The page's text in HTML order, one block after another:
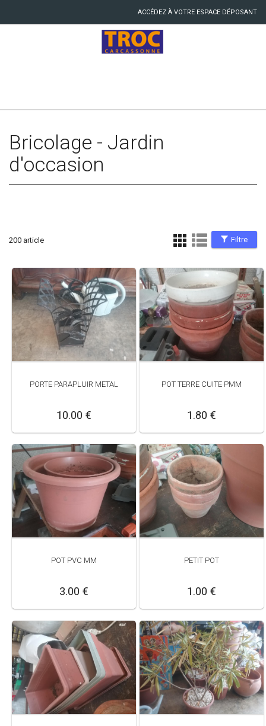
ACCÉDEZ À VOTRE ESPACE DÉPOSANT
Bricolage - Jardin
d'occasion
Filtre
200 article
PORTE PARAPLUIR METAL
10.00 €
POT TERRE CUITE PMM
1.80 €
POT PVC MM
3.00 €
PETIT POT
1.00 €